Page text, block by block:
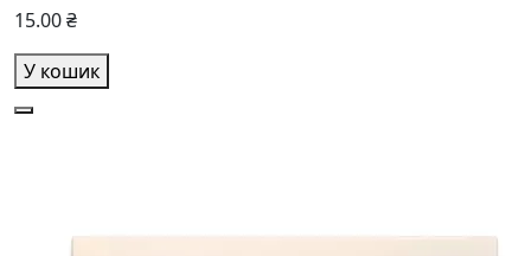
15.00 ₴
У кошик